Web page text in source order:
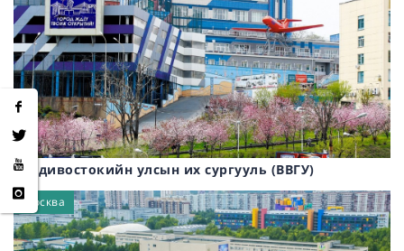
Владивостокийн улсын их сургууль (ВВГУ)
Москва